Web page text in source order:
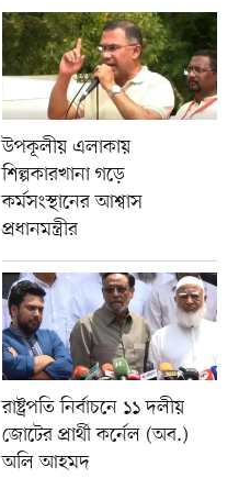
উপকূলীয় এলাকায়
শিল্পকারখানা গড়ে
কর্মসংস্থানের আশ্বাস
প্রধানমন্ত্রীর
রাষ্ট্রপতি নির্বাচনে ১১ দলীয়
জোটের প্রার্থী কর্নেল (অব.)
অলি আহমদ